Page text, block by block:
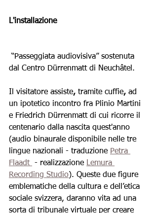
L'installazione
dal Centro Dürrenmatt di Neuchâtel.
Il visitatore assiste, tramite cuffie, ad
un ipotetico incontro fra Plinio Martini
e Friedrich Dürrenmatt di cui ricorre il
centenario dalla nascita quest'anno
(audio binaurale disponibile nelle tre
lingue nazionali - traduzione Petra
Flaadt - realizzazione Lemura
Recording Studio). Queste due figure
emblematiche della cultura e dell’etica
sociale svizzera, daranno vita ad una
sorta di tribunale virtuale per creare